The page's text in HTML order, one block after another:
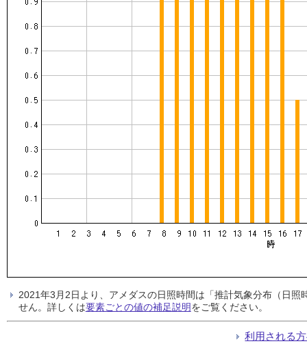
2021年3月2日より、アメダスの日照時間は「推計気象分布（日
せん。詳しくは要素ごとの値の補足説明をご覧ください。
利用される